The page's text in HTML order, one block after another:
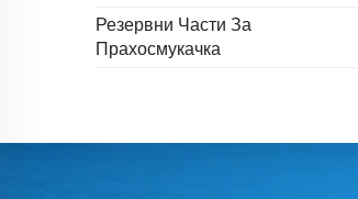
Резервни Части За
Прахосмукачка